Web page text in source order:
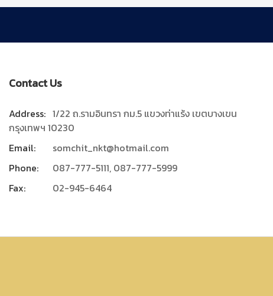
Contact Us
Address: 1/22 ถ.รามอินทรา กม.5 แขวงท่าแร้ง เขตบางเขน
กรุงเทพฯ 10230
Email:
somchit_nkt@hotmail.com
Phone:
087-777-5111, 087-777-5999
Fax:
02-945-6464